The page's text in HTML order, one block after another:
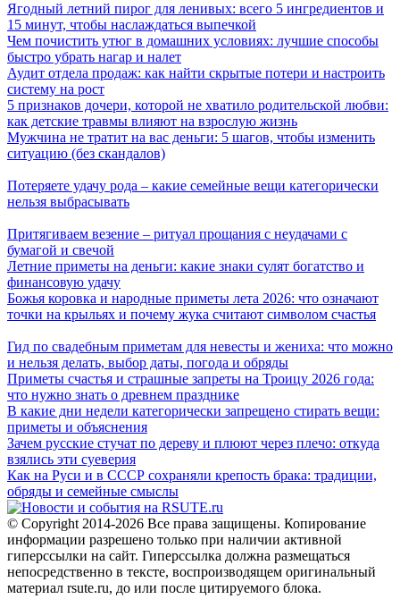
Ягодный летний пирог для ленивых: всего 5 ингредиентов и
15 минут, чтобы наслаждаться выпечкой
Чем почистить утюг в домашних условиях: лучшие способы
быстро убрать нагар и налет
Аудит отдела продаж: как найти скрытые потери и настроить
систему на рост
5 признаков дочери, которой не хватило родительской любви:
как детские травмы влияют на взрослую жизнь
Мужчина не тратит на вас деньги: 5 шагов, чтобы изменить
ситуацию (без скандалов)
Потеряете удачу рода – какие семейные вещи категорически
нельзя выбрасывать
Притягиваем везение – ритуал прощания с неудачами с
бумагой и свечой
Летние приметы на деньги: какие знаки сулят богатство и
финансовую удачу
Божья коровка и народные приметы лета 2026: что означают
точки на крыльях и почему жука считают символом счастья
Гид по свадебным приметам для невесты и жениха: что можно
и нельзя делать, выбор даты, погода и обряды
Приметы счастья и страшные запреты на Троицу 2026 года:
что нужно знать о древнем празднике
В какие дни недели категорически запрещено стирать вещи:
приметы и объяснения
Зачем русские стучат по дереву и плюют через плечо: откуда
взялись эти суеверия
Как на Руси и в СССР сохраняли крепость брака: традиции,
обряды и семейные смыслы
© Copyright 2014-2026 Все права защищены. Копирование
информации разрешено только при наличии активной
гиперссылки на сайт. Гиперссылка должна размещаться
непосредственно в тексте, воспроизводящем оригинальный
материал rsute.ru, до или после цитируемого блока.